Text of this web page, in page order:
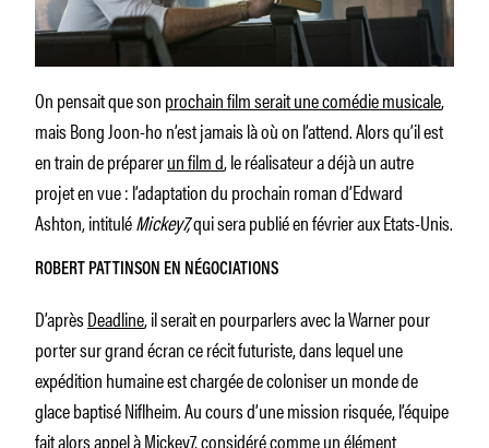
On pensait que sonprochain film serait une comédie musicale,
mais Bong Joon-ho n’est jamais là où on l’attend. Alors qu’il est
en train de préparerun film d, le réalisateur a déjà un autre
projet en vue : l’adaptation du prochain roman d’Edward
Ashton, intituléMickey7,qui sera publié en février aux Etats-Unis.
ROBERT PATTINSON EN NÉGOCIATIONS
D’aprèsDeadline, il serait en pourparlers avec la Warner pour
porter sur grand écran ce récit futuriste, dans lequel une
expédition humaine est chargée de coloniser un monde de
glace baptisé Niflheim. Au cours d’une mission risquée, l’équipe
fait alors appel à Mickey7, considéré comme un élément